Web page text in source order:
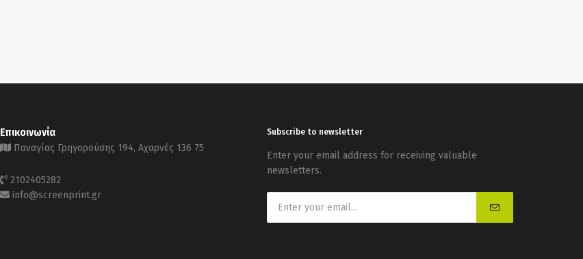
Επικοινωνία
Παναγίας Γρηγορούσης 194, Αχαρνές 136 75
2102405282
info@screenprint.gr
Subscribe to newsletter
Enter your email address for receiving valuable
newsletters.